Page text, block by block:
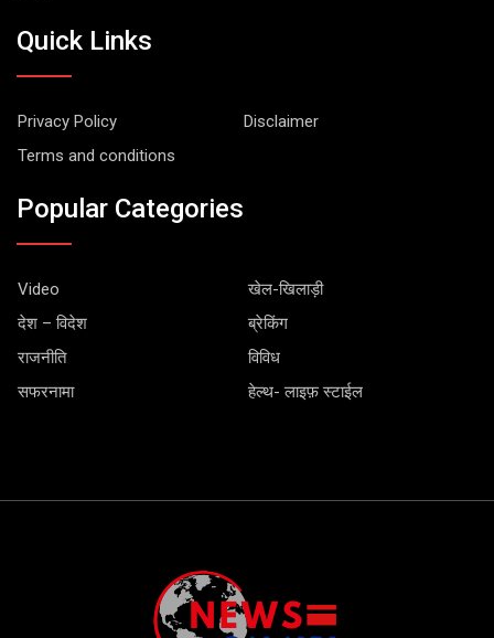
Quick Links
Privacy Policy
Disclaimer
Terms and conditions
Popular Categories
Video
खेल-खिलाड़ी
देश – विदेश
ब्रेकिंग
राजनीति
विविध
सफरनामा
हेल्थ- लाइफ़ स्टाईल